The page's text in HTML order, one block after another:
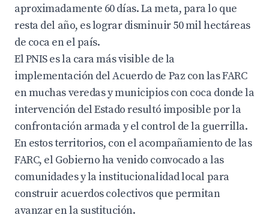
aproximadamente 60 días. La meta, para lo que
resta del año, es lograr disminuir 50 mil hectáreas
de coca en el país.
El PNIS es la cara más visible de la
implementación del Acuerdo de Paz con las FARC
en muchas veredas y municipios con coca donde la
intervención del Estado resultó imposible por la
confrontación armada y el control de la guerrilla.
En estos territorios, con el acompañamiento de las
FARC, el Gobierno ha venido convocado a las
comunidades y la institucionalidad local para
construir acuerdos colectivos que permitan
avanzar en la sustitución.